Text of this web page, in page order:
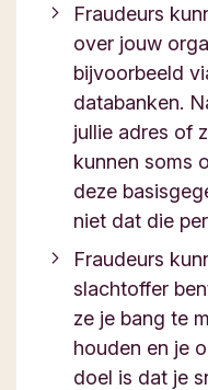
Fraudeurs
over jouw
bijvoorbeeld
databanken.
jullie adres of
kunnen soms
deze
niet dat die
Fraudeurs
slachtoffer
ze je bang te
houden en je
doel is dat je